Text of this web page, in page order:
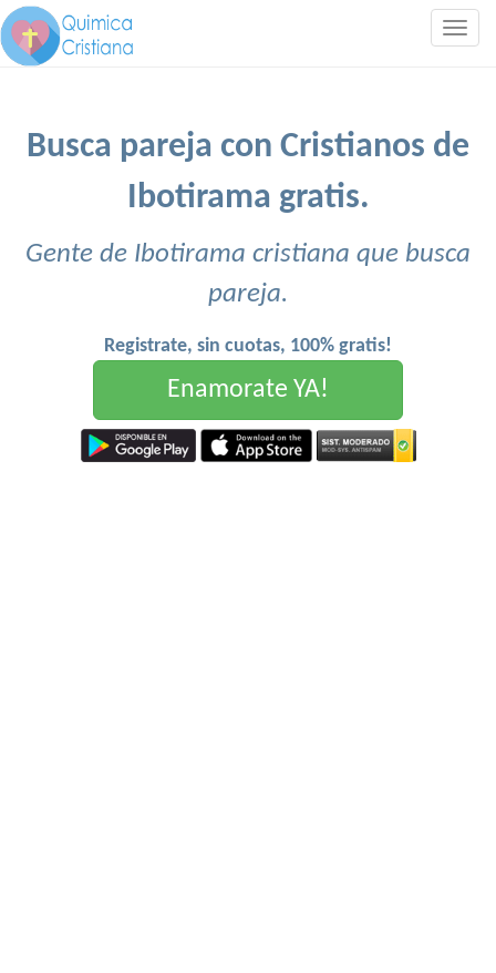
Busca pareja con Cristianos de
Ibotirama gratis.
Gente de Ibotirama cristiana que busca
pareja.
Registrate, sin cuotas, 100% gratis!
Enamorate YA!